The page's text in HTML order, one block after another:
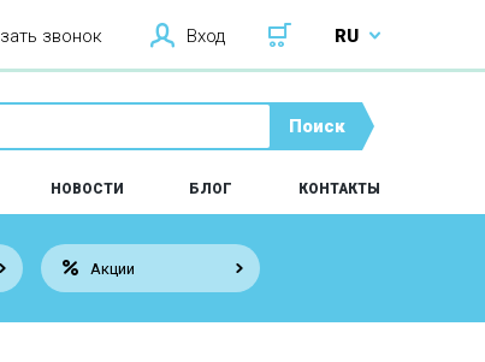
звонок Вход RU
Поиск
НОВОСТИ БЛОГ КОНТАКТЫ
Акции